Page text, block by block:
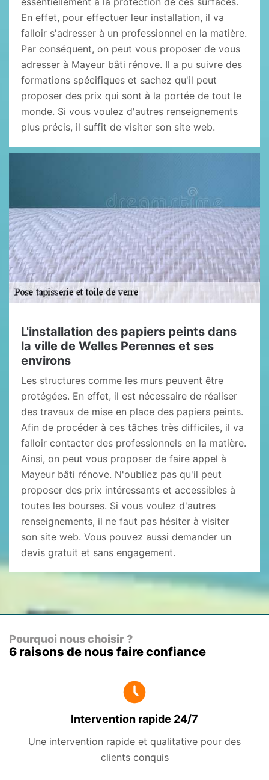
En effet, pour effectuer leur installation, il va
falloir s'adresser à un professionnel en la matière.
Par conséquent, on peut vous proposer de vous
adresser à Mayeur bâti rénove. Il a pu suivre des
formations spécifiques et sachez qu'il peut
proposer des prix qui sont à la portée de tout le
monde. Si vous voulez d'autres renseignements
plus précis, il suffit de visiter son site web.
L'installation des papiers peints dans
la ville de Welles Perennes et ses
environs
Les structures comme les murs peuvent être
protégées. En effet, il est nécessaire de réaliser
des travaux de mise en place des papiers peints.
Afin de procéder à ces tâches très difficiles, il va
falloir contacter des professionnels en la matière.
Ainsi, on peut vous proposer de faire appel à
Mayeur bâti rénove. N'oubliez pas qu'il peut
proposer des prix intéressants et accessibles à
toutes les bourses. Si vous voulez d'autres
renseignements, il ne faut pas hésiter à visiter
son site web. Vous pouvez aussi demander un
devis gratuit et sans engagement.
Pourquoi nous choisir ?
6 raisons de nous faire confiance
Intervention rapide 24/7
Une intervention rapide et qualitative pour des
clients conquis